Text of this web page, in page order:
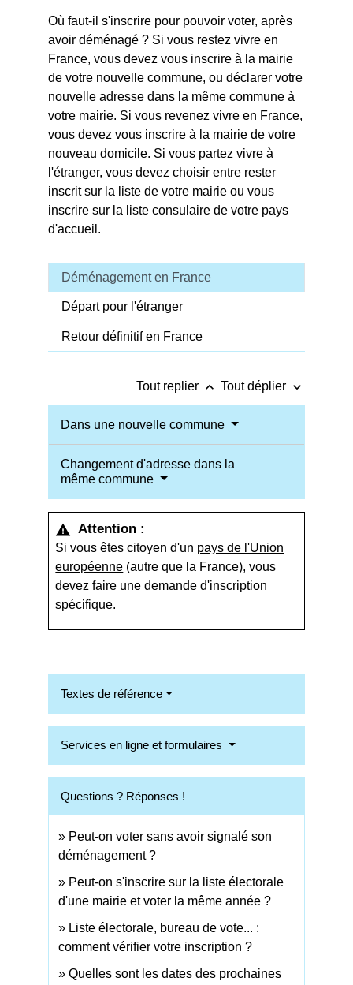
Où faut-il s'inscrire pour pouvoir voter, après
avoir déménagé ? Si vous restez vivre en
France, vous devez vous inscrire à la mairie
de votre nouvelle commune, ou déclarer votre
nouvelle adresse dans la même commune à
votre mairie. Si vous revenez vivre en France,
vous devez vous inscrire à la mairie de votre
nouveau domicile. Si vous partez vivre à
l'étranger, vous devez choisir entre rester
inscrit sur la liste de votre mairie ou vous
inscrire sur la liste consulaire de votre pays
d'accueil.
Déménagement en France
Départ pour l'étranger
Retour définitif en France
Tout replier keyboard_arrow_up Tout déplier keyboard_arrow_down
Dans une nouvelle commune
Changement d'adresse dans la
même commune
warning Attention :
Si vous êtes citoyen d'un pays de l'Union
européenne (autre que la France), vous
devez faire unedemande d'inscription
spécifique.
Textes de référence
Services en ligne et formulaires
Questions ? Réponses !
Peut-on voter sans avoir signalé son
déménagement ?
Peut-on s'inscrire sur la liste électorale
d'une mairie et voter la même année ?
Liste électorale, bureau de vote... :
comment vérifier votre inscription ?
Quelles sont les dates des prochaines